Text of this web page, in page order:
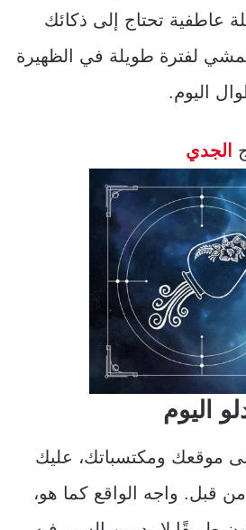
عاطفية تحتاج إلى ذكائك
لفترة طويلة في الظهيرة
اليوم.
الجدي
اليوم
موقعك ومكتسباتك، عليك
قبل. واجه الواقع كما هو،